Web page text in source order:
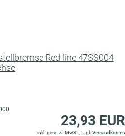
Red-line 47SS004
23,93 EUR
inkl. gesetzl. MwSt., zzgl. Versandkosten